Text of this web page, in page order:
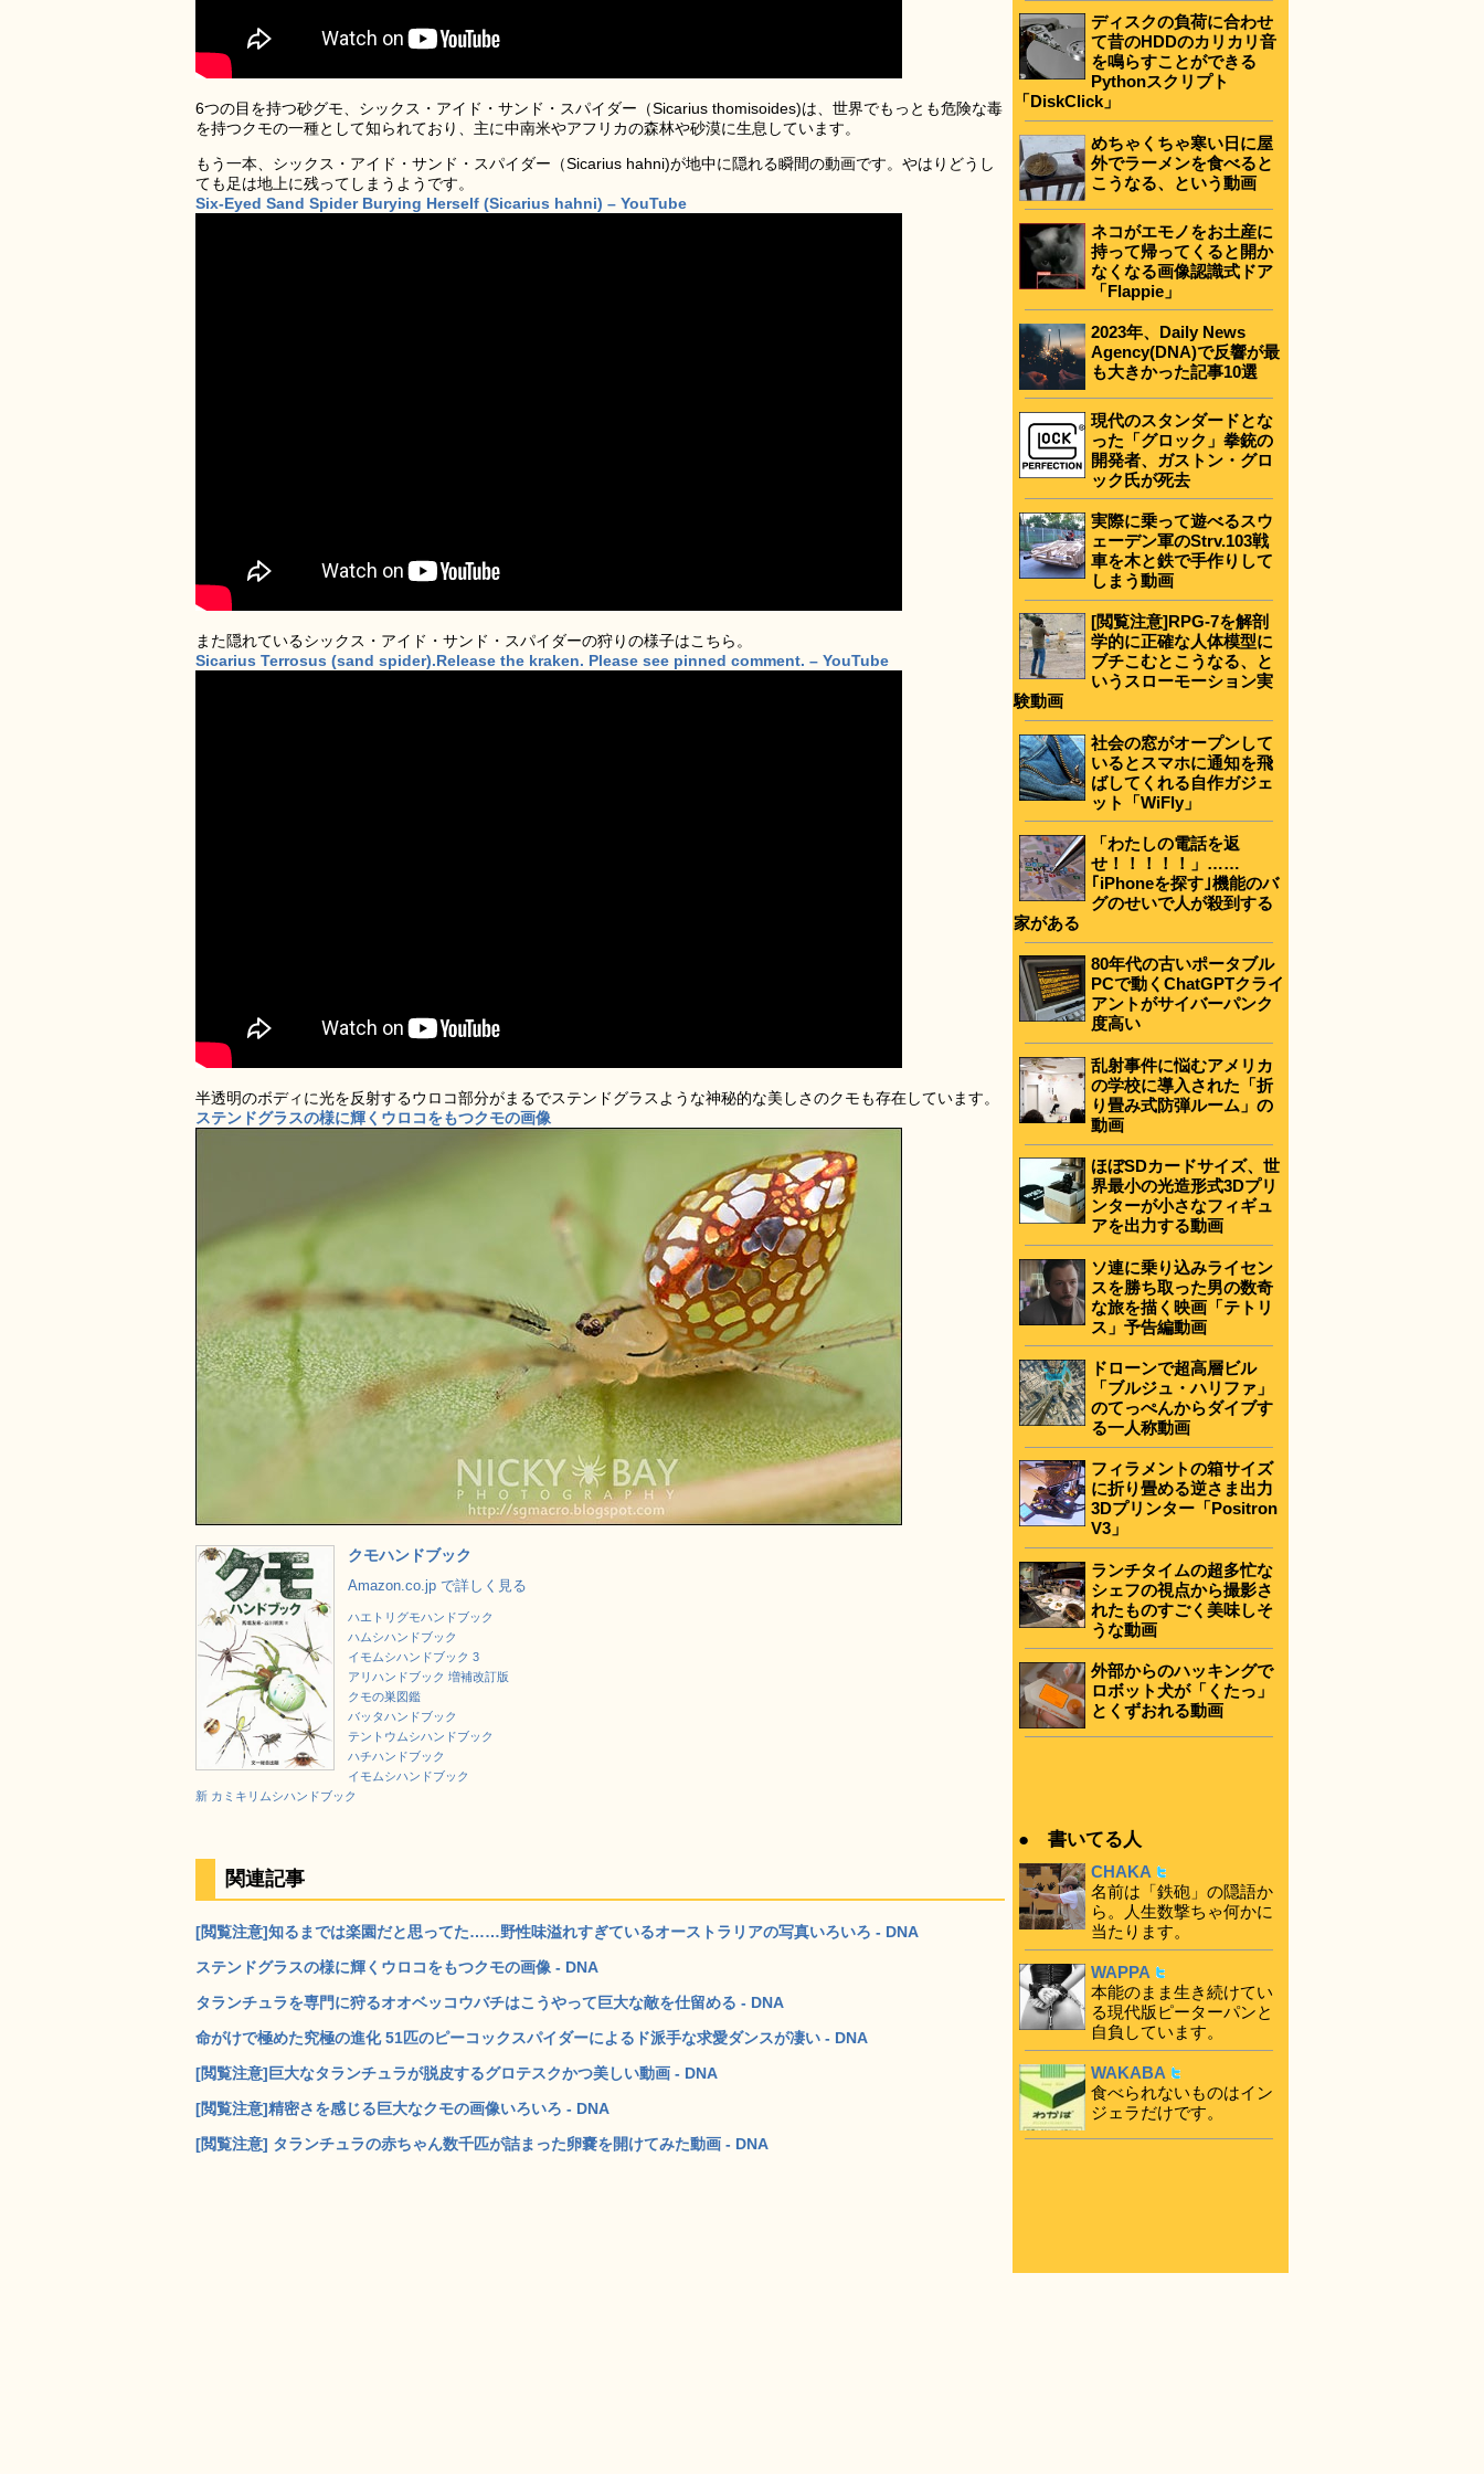
6つの目を持つ砂グモ、シックス・アイド・サンド・スパイダー（Sicarius thomisoides)は、世界でもっとも危険な毒
を持つクモの一種として知られており、主に中南米やアフリカの森林や砂漠に生息しています。
もう一本、シックス・アイド・サンド・スパイダー（Sicarius hahni)が地中に隠れる瞬間の動画です。やはりどうし
ても足は地上に残ってしまうようです。
Six-Eyed Sand Spider Burying Herself (Sicarius hahni) – YouTube
また隠れているシックス・アイド・サンド・スパイダーの狩りの様子はこちら。
Sicarius Terrosus (sand spider).Release the kraken. Please see pinned comment. – YouTube
半透明のボディに光を反射するウロコ部分がまるでステンドグラスような神秘的な美しさのクモも存在しています。
ステンドグラスの様に輝くウロコをもつクモの画像
クモハンドブック
Amazon.co.jp で詳しく見る
ハエトリグモハンドブック
ハムシハンドブック
イモムシハンドブック 3
アリハンドブック 増補改訂版
クモの巣図鑑
バッタハンドブック
テントウムシハンドブック
ハチハンドブック
イモムシハンドブック
新 カミキリムシハンドブック
関連記事
[閲覧注意]知るまでは楽園だと思ってた……野性味溢れすぎているオーストラリアの写真いろいろ - DNA
ステンドグラスの様に輝くウロコをもつクモの画像 - DNA
タランチュラを専門に狩るオオベッコウバチはこうやって巨大な敵を仕留める - DNA
命がけで極めた究極の進化 51匹のピーコックスパイダーによるド派手な求愛ダンスが凄い - DNA
[閲覧注意]巨大なタランチュラが脱皮するグロテスクかつ美しい動画 - DNA
[閲覧注意]精密さを感じる巨大なクモの画像いろいろ - DNA
[閲覧注意] タランチュラの赤ちゃん数千匹が詰まった卵嚢を開けてみた動画 - DNA
ディスクの負荷に合わせ
て昔のHDDのカリカリ音
を鳴らすことができる
Pythonスクリプト
「DiskClick」
めちゃくちゃ寒い日に屋
外でラーメンを食べると
こうなる、という動画
ネコがエモノをお土産に
持って帰ってくると開か
なくなる画像認識式ドア
「Flappie」
2023年、Daily News
Agency(DNA)で反響が最
も大きかった記事10選
現代のスタンダードとな
った「グロック」拳銃の
開発者、ガストン・グロ
ック氏が死去
実際に乗って遊べるスウ
ェーデン軍のStrv.103戦
車を木と鉄で手作りして
しまう動画
[閲覧注意]RPG-7を解剖
学的に正確な人体模型に
ブチこむとこうなる、と
いうスローモーション実
験動画
社会の窓がオープンして
いるとスマホに通知を飛
ばしてくれる自作ガジェ
ット「WiFly」
「わたしの電話を返
せ！！！！！」……
｢iPhoneを探す｣機能のバ
グのせいで人が殺到する
家がある
80年代の古いポータブル
PCで動くChatGPTクライ
アントがサイバーパンク
度高い
乱射事件に悩むアメリカ
の学校に導入された「折
り畳み式防弾ルーム」の
動画
ほぼSDカードサイズ、世
界最小の光造形式3Dプリ
ンターが小さなフィギュ
アを出力する動画
ソ連に乗り込みライセン
スを勝ち取った男の数奇
な旅を描く映画「テトリ
ス」予告編動画
ドローンで超高層ビル
「ブルジュ・ハリファ」
のてっぺんからダイブす
る一人称動画
フィラメントの箱サイズ
に折り畳める逆さま出力
3Dプリンター「Positron
V3」
ランチタイムの超多忙な
シェフの視点から撮影さ
れたものすごく美味しそ
うな動画
外部からのハッキングで
ロボット犬が「くたっ」
とくずおれる動画
● 書いてる人
CHAKA
名前は「鉄砲」の隠語か
ら。人生数撃ちゃ何かに
当たります。
WAPPA
本能のまま生き続けてい
る現代版ピーターパンと
自負しています。
WAKABA
食べられないものはイン
ジェラだけです。